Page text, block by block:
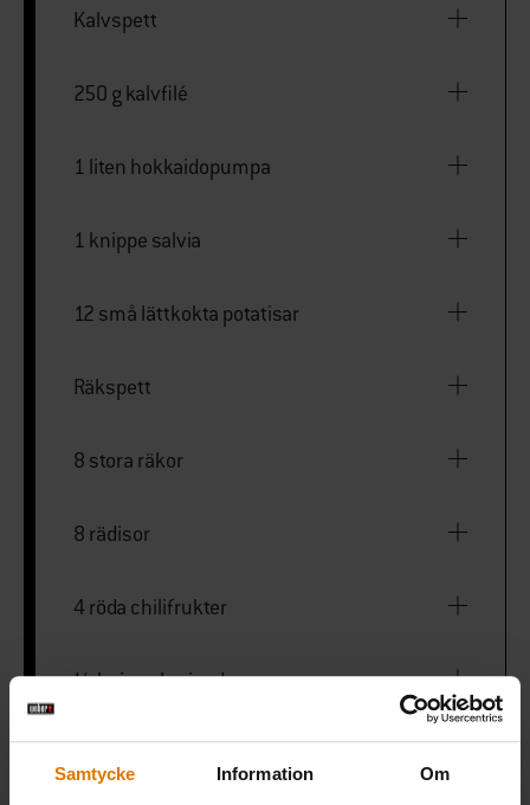
Samtycke Information Om
Kalvspett
250 g kalvfilé
1 liten hokkaidopumpa
1 knippe salvia
12 små lättkokta potatisar
Räkspett
8 stora räkor
8 rädisor
4 röda chilifrukter
½ knippe koriander